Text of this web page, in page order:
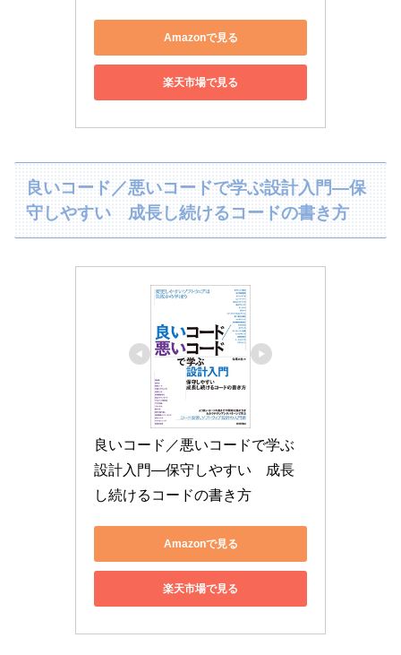
Amazonで見る
楽天市場で見る
良いコード／悪いコードで学ぶ設計入門―保
守しやすい 成長し続けるコードの書き方
良いコード／悪いコードで学ぶ
設計入門―保守しやすい　成長
し続けるコードの書き方
Amazonで見る
楽天市場で見る